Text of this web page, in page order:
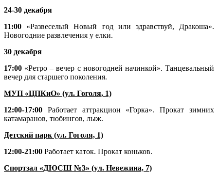
24-30 декабря
11:00 «Развеселый Новый год или здравствуй, Дракоша».
Новогодние развлечения у елки.
30 декабря
17:00 «Ретро – вечер с новогодней начинкой». Танцевальный
вечер для старшего поколения.
МУП «ЦПКиО» (ул. Гоголя, 1)
12:00-17:00 Работает аттракцион «Горка». Прокат зимних
катамаранов, тюбингов, лыж.
Детский парк (ул. Гоголя, 1)
12:00-21:00 Работает каток. Прокат коньков.
Спортзал «ДЮСШ №3» (ул. Невежина, 7)